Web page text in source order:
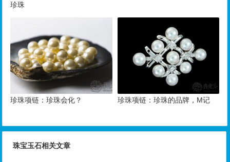
珍珠
珍珠项链：珍珠会化？ 珍珠项链：珍珠的品牌，M记
珠宝玉石相关文章